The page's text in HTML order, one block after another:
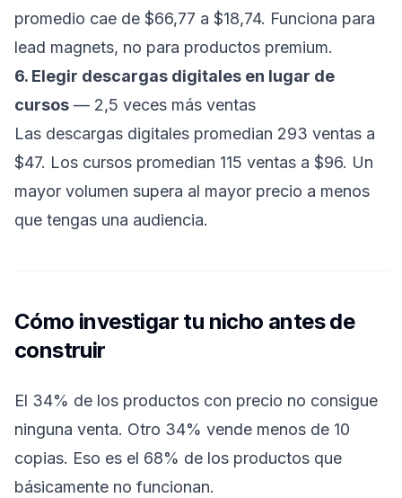
promedio cae de $66,77 a $18,74. Funciona para
lead magnets, no para productos premium.
6. Elegir descargas digitales en lugar de
cursos — 2,5 veces más ventas
Las descargas digitales promedian 293 ventas a
$47. Los cursos promedian 115 ventas a $96. Un
mayor volumen supera al mayor precio a menos
que tengas una audiencia.
Cómo investigar tu nicho antes de
construir
El 34% de los productos con precio no consigue
ninguna venta. Otro 34% vende menos de 10
copias. Eso es el 68% de los productos que
básicamente no funcionan.